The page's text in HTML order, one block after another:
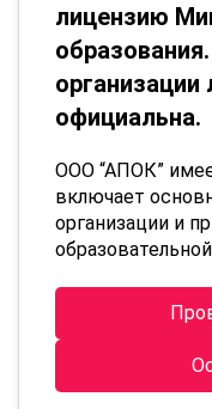
лицензию
организации
официальна.
ООО “АПОК”
включает
организации и